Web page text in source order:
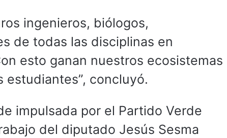
ingenieros, biólogos,
de todas las disciplinas en
esto ganan nuestros ecosistemas
estudiantes”, concluyó.
impulsada por el Partido Verde
del diputado Jesús Sesma